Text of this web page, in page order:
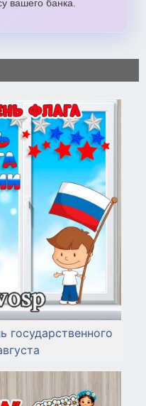
вашего банка.